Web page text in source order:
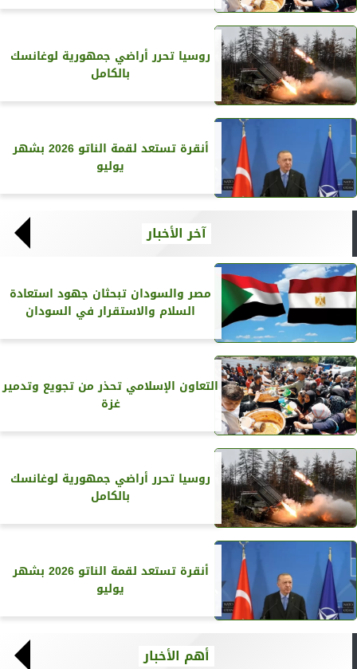
روسيا تحرر أراضي جمهورية لوغانسك
بالكامل
أنقرة تستعد لقمة الناتو 2026 بشهر
يوليو
آخر الأخبار
مصر والسودان تبحثان جهود استعادة
السلام والاستقرار في السودان
التعاون الإسلامي تحذر من تجويع وتدمير
غزة
روسيا تحرر أراضي جمهورية لوغانسك
بالكامل
أنقرة تستعد لقمة الناتو 2026 بشهر
يوليو
أهم الأخبار